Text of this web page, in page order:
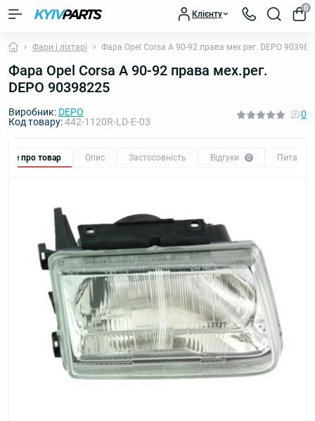
Клієнту
0
Фари і ліхтарі Фара Opel Corsa A 90-92 права мех.рег. DEPO
Фара Opel Corsa A 90-92 права мех.рег.
DEPO 90398225
Виробник: DEPO
Код товару:442-1120R-LD-E-03
0
Все про товар Опис Застосовність Відгуки 0 Питання